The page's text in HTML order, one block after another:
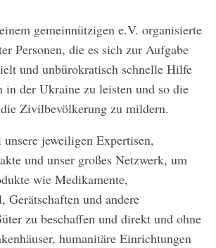
gemeinnützigen e.V. organisierte
Personen, die es sich zur Aufgabe
und unbürokratisch schnelle Hilfe
in der Ukraine zu leisten und so die
Zivilbevölkerung zu mildern.
jeweiligen Expertisen,
und unser großes Netzwerk, um
wie Medikamente,
Gerätschaften und andere
zu beschaffen und direkt und ohne
humanitäre Einrichtungen